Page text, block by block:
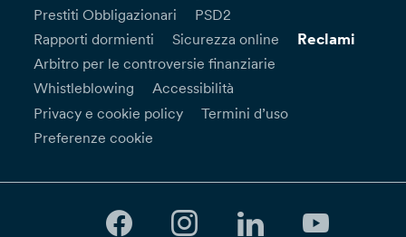
Prestiti Obbligazionari
PSD2
Rapporti dormienti
Sicurezza online Reclami
Arbitro per le controversie finanziarie
Whistleblowing
Accessibilità
Privacy e cookie policy
Termini d’uso
Preferenze cookie